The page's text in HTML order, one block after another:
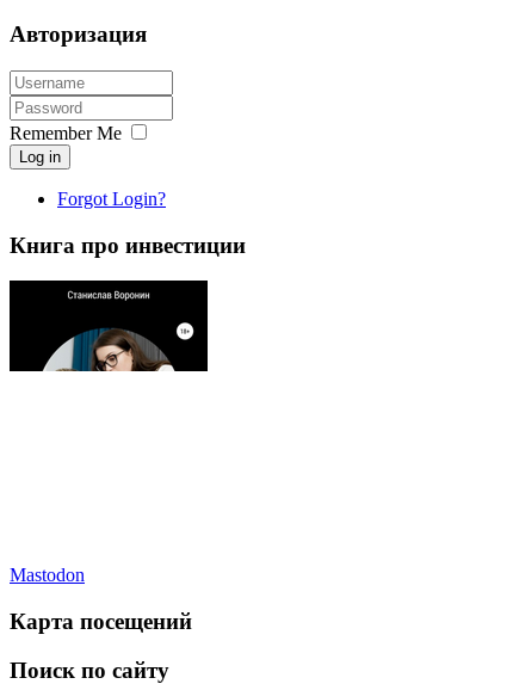
Авторизация
Remember Me
Log in
Forgot Login?
Книга про инвестиции
Mastodon
Карта посещений
Поиск по сайту